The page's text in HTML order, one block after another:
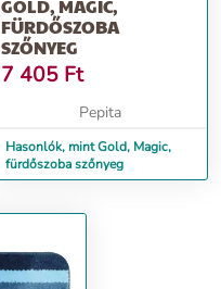
GOLD, MAGIC,
FÜRDŐSZOBA
SZŐNYEG
7 405 Ft
Pepita
Hasonlók, mint Gold, Magic,
fürdőszoba szőnyeg